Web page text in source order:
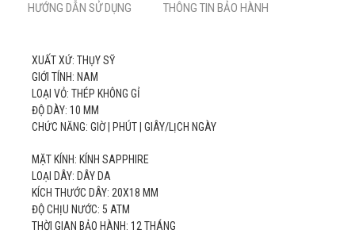
HƯỚNG DẪN SỬ DỤNG THÔNG TIN BẢO HÀNH
XUẤT XỨ: THỤY SỸ
GIỚI TÍNH: NAM
LOẠI VỎ: THÉP KHÔNG GỈ
ĐỘ DÀY: 10 MM
CHỨC NĂNG: GIỜ | PHÚT | GIÂY/LỊCH NGÀY
MẶT KÍNH: KÍNH SAPPHIRE
LOẠI DÂY: DÂY DA
KÍCH THƯỚC DÂY: 20X18 MM
ĐỘ CHỊU NƯỚC: 5 ATM
THỜI GIAN BẢO HÀNH: 12 THÁNG